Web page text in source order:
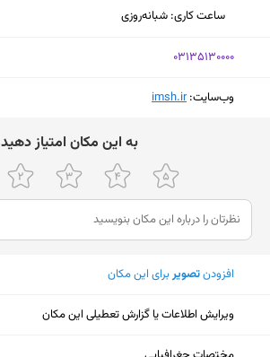
ساعت کاری: شبانه‌روزی
‎03135130000
وب‌سایت:‎imsh.ir
ﺑﻪ اﯾﻦ ﻣﮑﺎن اﻣﺘﯿﺎز دﻫﯿﺪ
افزودنتصویربرای این مکان
ویرایش اطلاعات یا گزارش تعطیلی این مکان